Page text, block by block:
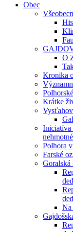
Obec
O
Kronika
Krátke
Iniciatíva
Polhora
Farské
Goralská
Na